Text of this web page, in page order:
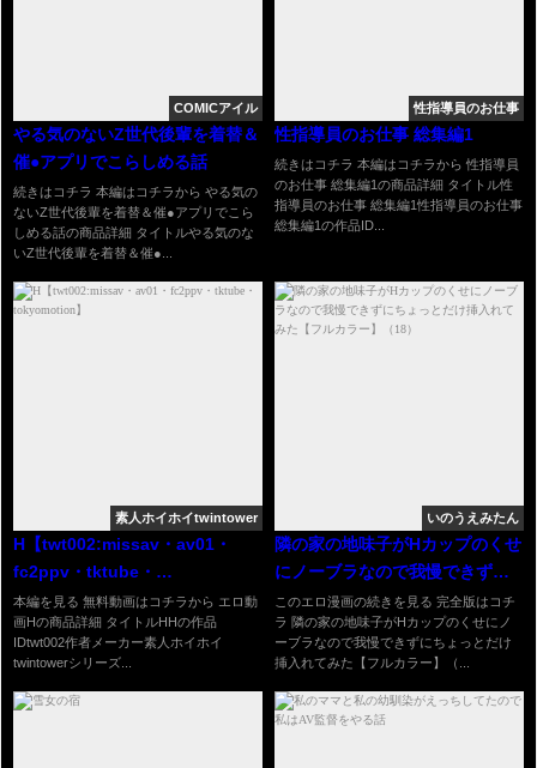
COMICアイル
やる気のないZ世代後輩を着替＆
催●アプリでこらしめる話
続きはコチラ 本編はコチラから やる気の
ないZ世代後輩を着替＆催●アプリでこら
しめる話の商品詳細 タイトルやる気のな
いZ世代後輩を着替＆催●...
性指導員のお仕事
性指導員のお仕事 総集編1
続きはコチラ 本編はコチラから 性指導員
のお仕事 総集編1の商品詳細 タイトル性
指導員のお仕事 総集編1性指導員のお仕事
総集編1の作品ID...
素人ホイホイtwintower
H【twt002:missav・av01・
fc2ppv・tktube・
tokyomotion】
本編を見る 無料動画はコチラから エロ動
画Hの商品詳細 タイトルHHの作品
IDtwt002作者メーカー素人ホイホイ
twintowerシリーズ...
いのうえみたん
隣の家の地味子がHカップのくせ
にノーブラなので我慢できずに
ちょっとだけ挿入れてみた【フ
ルカラー】（18）
このエロ漫画の続きを見る 完全版はコチ
ラ 隣の家の地味子がHカップのくせにノ
ーブラなので我慢できずにちょっとだけ
挿入れてみた【フルカラー】（...